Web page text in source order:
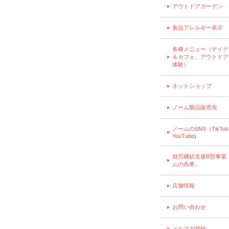
アウトドアガーデン
食品アレルギー表示
各種メニュー（テイク
＆カフェ、アウトド
体験）
ネットショップ
ノーム製品販売先
ノームのSNS（TikTok
YouTube)
就労継続支援B型事業
ムの糸車」
店舗情報
お問い合わせ